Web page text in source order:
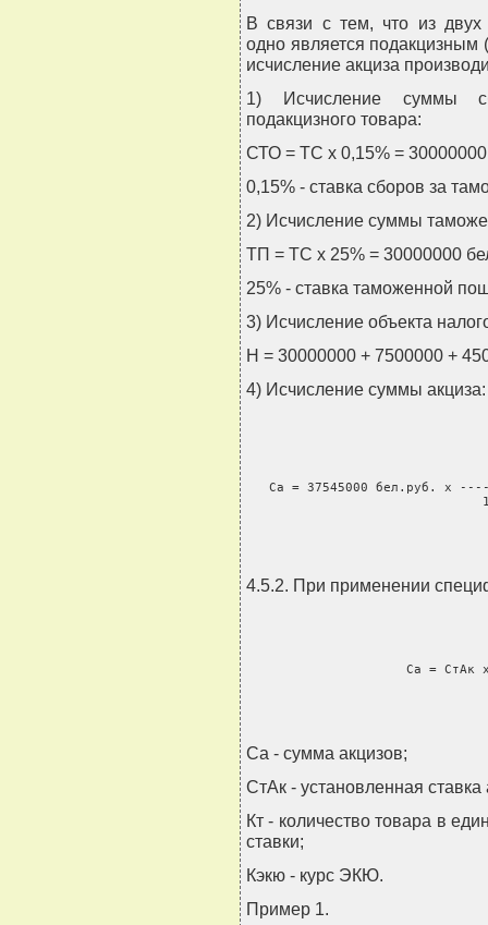
В связи с тем, что из двух
одно является
исчисление акциза
1) Исчисление суммы
подакцизного товара:
СТО = ТС x 0,15% = 30000000
0,15% - ставка сборов за
2) Исчисление суммы
ТП = ТС x 25% = 30000000
25% - ставка таможенной
3) Исчисление объекта
Н = 30000000 + 7500000 +
4) Исчисление суммы акциза:
Са = 37545000 бел.руб. x
4.5.2. При применении
Са = СтАк
Са - сумма акцизов;
СтАк - установленная
Кт - количество товара в
ставки;
Кэкю - курс ЭКЮ.
Пример 1.